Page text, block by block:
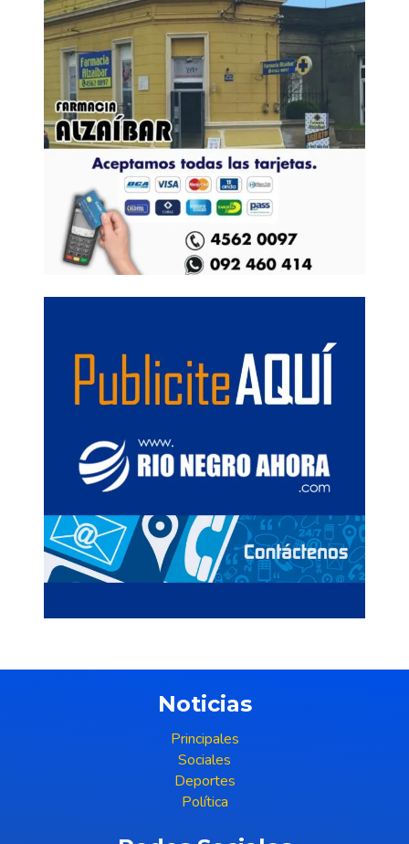
Noticias
Principales
Sociales
Deportes
Política